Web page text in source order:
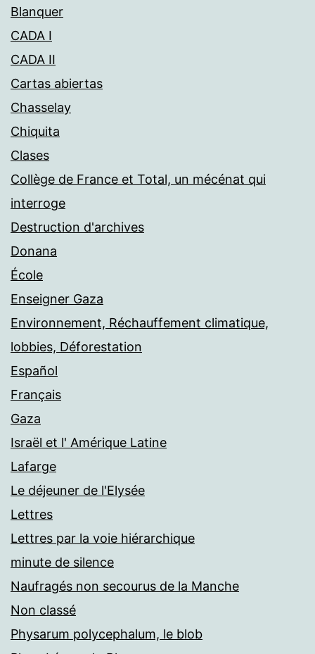
Blanquer
CADA I
CADA II
Cartas abiertas
Chasselay
Chiquita
Clases
Collège de France et Total, un mécénat qui
interroge
Destruction d'archives
Donana
École
Enseigner Gaza
Environnement, Réchauffement climatique,
lobbies, Déforestation
Español
Français
Gaza
Israël et l' Amérique Latine
Lafarge
Le déjeuner de l'Elysée
Lettres
Lettres par la voie hiérarchique
minute de silence
Naufragés non secourus de la Manche
Non classé
Physarum polycephalum, le blob